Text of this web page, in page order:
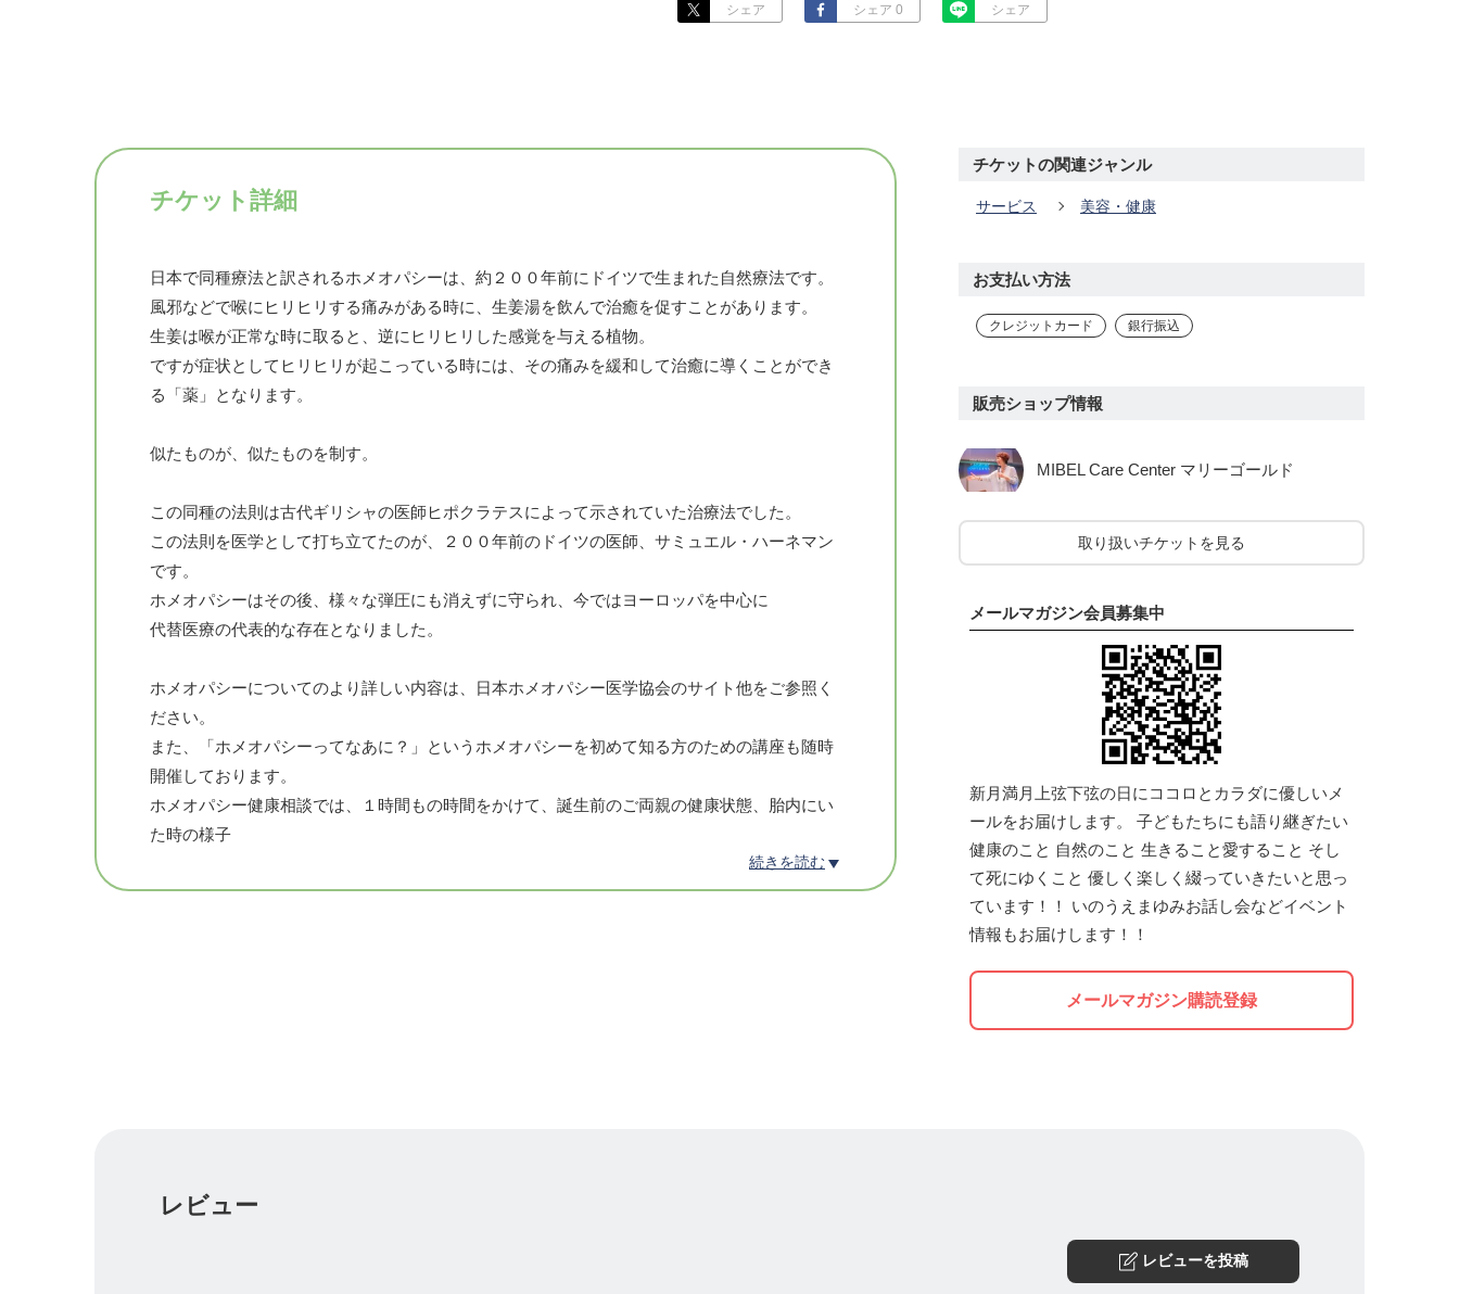
シェア シェア 0 シェア
チケット詳細
日本で同種療法と訳されるホメオパシーは、約２００年前にドイツで生まれた自然療法です。
風邪などで喉にヒリヒリする痛みがある時に、生姜湯を飲んで治癒を促すことがあります。
生姜は喉が正常な時に取ると、逆にヒリヒリした感覚を与える植物。
ですが症状としてヒリヒリが起こっている時には、その痛みを緩和して治癒に導くことができ
る「薬」となります。
似たものが、似たものを制す。
この同種の法則は古代ギリシャの医師ヒポクラテスによって示されていた治療法でした。
この法則を医学として打ち立てたのが、２００年前のドイツの医師、サミュエル・ハーネマン
です。
ホメオパシーはその後、様々な弾圧にも消えずに守られ、今ではヨーロッパを中心に
代替医療の代表的な存在となりました。
ホメオパシーについてのより詳しい内容は、日本ホメオパシー医学協会のサイト他をご参照く
ださい。
また、「ホメオパシーってなあに？」というホメオパシーを初めて知る方のための講座も随時
開催しております。
ホメオパシー健康相談では、１時間もの時間をかけて、誕生前のご両親の健康状態、胎内にい
た時の様子
誕生時、乳児期、幼児期、学童期、思春期、社会人になって、、、これまでの人生を一緒に振
り返りながら
続きを読む
チケットの関連ジャンル
サービス 美容・健康
お支払い方法
クレジットカード 銀行振込
販売ショップ情報
MIBEL Care Center マリーゴールド
取り扱いチケットを見る
メールマガジン会員募集中
新月満月上弦下弦の日にココロとカラダに優しいメ
ールをお届けします。 子どもたちにも語り継ぎたい
健康のこと 自然のこと 生きること愛すること そし
て死にゆくこと 優しく楽しく綴っていきたいと思っ
ています！！ いのうえまゆみお話し会などイベント
情報もお届けします！！
メールマガジン購読登録
レビュー
レビューを投稿